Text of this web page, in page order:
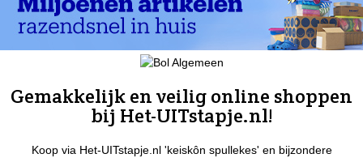
Gemakkelijk en veilig online shoppen
bij Het-UITstapje.nl!
Koop via Het-UITstapje.nl 'keiskôn spullekes' en bijzondere